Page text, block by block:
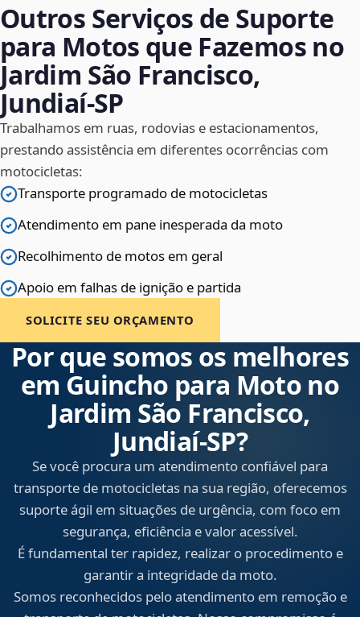
Outros Serviços de Suporte
para Motos que Fazemos no
Jardim São Francisco,
Jundiaí‑SP
Trabalhamos em ruas, rodovias e estacionamentos,
prestando assistência em diferentes ocorrências com
motocicletas:
Transporte programado de motocicletas
Atendimento em pane inesperada da moto
Recolhimento de motos em geral
Apoio em falhas de ignição e partida
SOLICITE SEU ORÇAMENTO
Por que somos os melhores
em Guincho para Moto no
Jardim São Francisco,
Jundiaí‑SP?
Se você procura um atendimento confiável para
transporte de motocicletas na sua região, oferecemos
suporte ágil em situações de urgência, com foco em
segurança, eficiência e valor acessível.
É fundamental ter rapidez, realizar o procedimento e
garantir a integridade da moto.
Somos reconhecidos pelo atendimento em remoção e